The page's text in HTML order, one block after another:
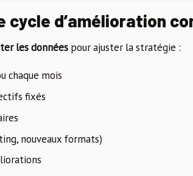
cycle d’amélioration
les données pour ajuster la stratégie :
chaque mois
fixés
nouveaux formats)